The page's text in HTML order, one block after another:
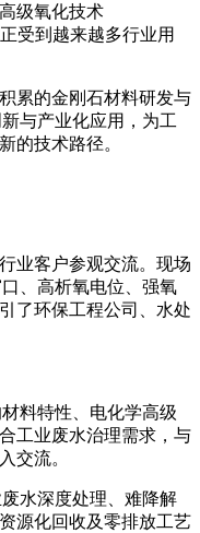
级氧化技术
受到越来越多行业用
累的金刚石材料研发与
与产业化应用，为工
的技术路径。
业客户参观交流。现场
、高析氧电位、强氧
了环保工程公司、水处
料特性、电化学高级
工业废水治理需求，与
交流。
水深度处理、难降解
源化回收及零排放工艺